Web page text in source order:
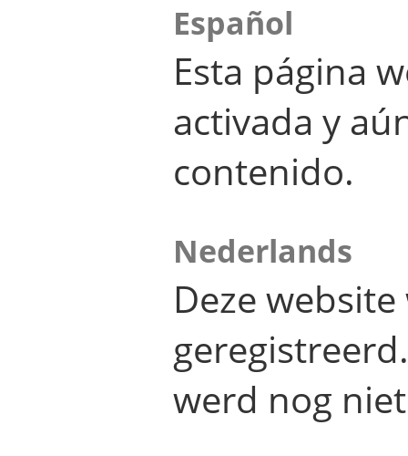
Español
Esta página
activada y
contenido.
Nederlands
Deze
werd nog